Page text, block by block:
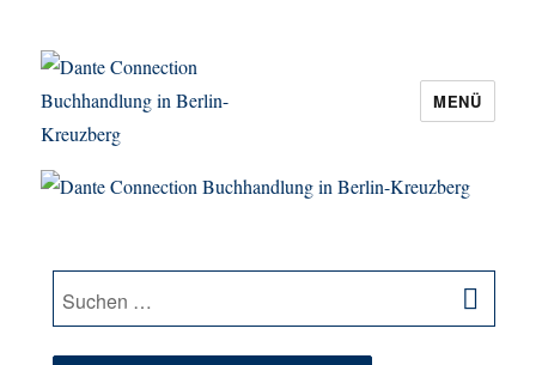
Dante Connection Buchhandlung in
MENÜ
Suche
nach: